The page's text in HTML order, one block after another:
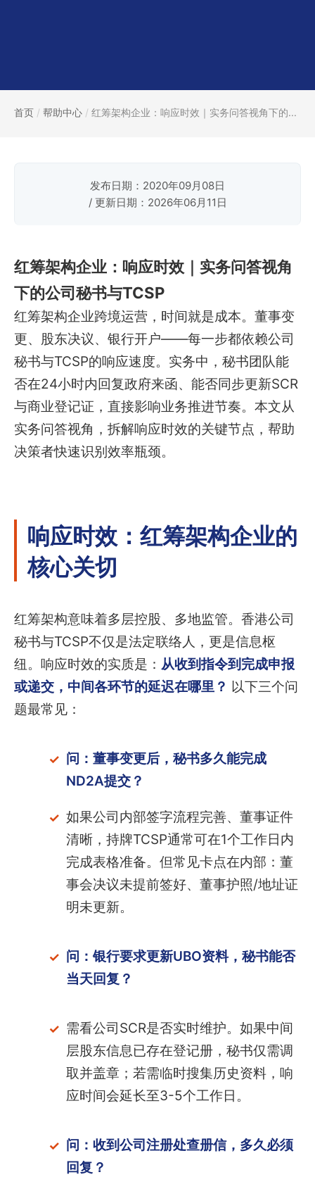
首页 / 帮助中心 / 红筹架构企业：响应时效｜实务问答视角下的...
发布日期：2020年09月08日
/ 更新日期：2026年06月11日
红筹架构企业：响应时效｜实务问答视角
下的公司秘书与TCSP
红筹架构企业跨境运营，时间就是成本。董事变
更、股东决议、银行开户——每一步都依赖公司
秘书与TCSP的响应速度。实务中，秘书团队能
否在24小时内回复政府来函、能否同步更新SCR
与商业登记证，直接影响业务推进节奏。本文从
实务问答视角，拆解响应时效的关键节点，帮助
决策者快速识别效率瓶颈。
响应时效：红筹架构企业的
核心关切
红筹架构意味着多层控股、多地监管。香港公司
秘书与TCSP不仅是法定联络人，更是信息枢
纽。响应时效的实质是： 从收到指令到完成申报
或递交，中间各环节的延迟在哪里？ 以下三个问
题最常见：
问：董事变更后，秘书多久能完成
ND2A提交？
如果公司内部签字流程完善、董事证件
清晰，持牌TCSP通常可在1个工作日内
完成表格准备。但常见卡点在内部：董
事会决议未提前签好、董事护照/地址证
明未更新。
问：银行要求更新UBO资料，秘书能否
当天回复？
需看公司SCR是否实时维护。如果中间
层股东信息已存在登记册，秘书仅需调
取并盖章；若需临时搜集历史资料，响
应时间会延长至3-5个工作日。
问：收到公司注册处查册信，多久必须
回复？